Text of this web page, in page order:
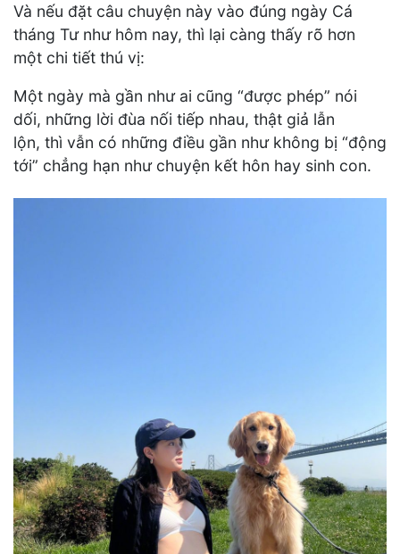
Và nếu đặt câu chuyện này vào đúng ngày Cá
tháng Tư như hôm nay, thì lại càng thấy rõ hơn
một chi tiết thú vị:
Một ngày mà gần như ai cũng “được phép” nói
dối, những lời đùa nối tiếp nhau, thật giả lẫn
lộn, thì vẫn có những điều gần như không bị “động
tới” chẳng hạn như chuyện kết hôn hay sinh con.